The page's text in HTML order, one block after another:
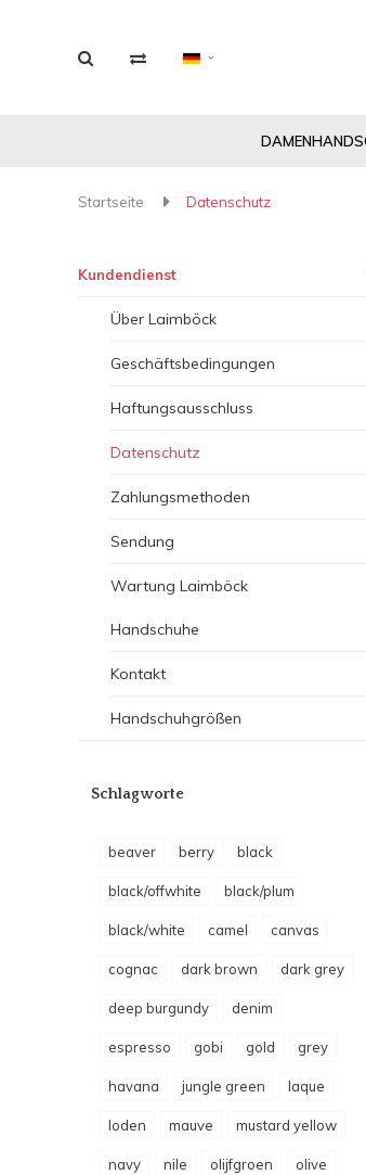
Startseite Datenschutz
Kundendienst
Über Laimböck
Geschäftsbedingungen
Haftungsausschluss
Datenschutz
Zahlungsmethoden
Sendung
Wartung Laimböck
Handschuhe
Kontakt
Handschuhgrößen
Schlagworte
beaver berry black
black/offwhite black/plum
black/white camel canvas
cognac dark brown dark grey
deep burgundy denim
espresso gobi gold grey
havana jungle green laque
loden mauve mustard yellow
navy nile olijfgroen olive